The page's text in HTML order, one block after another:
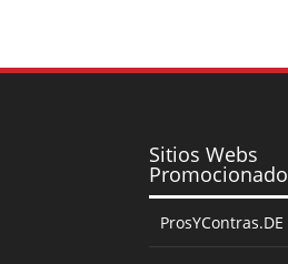
Sitios Webs
ProsYContras.DE